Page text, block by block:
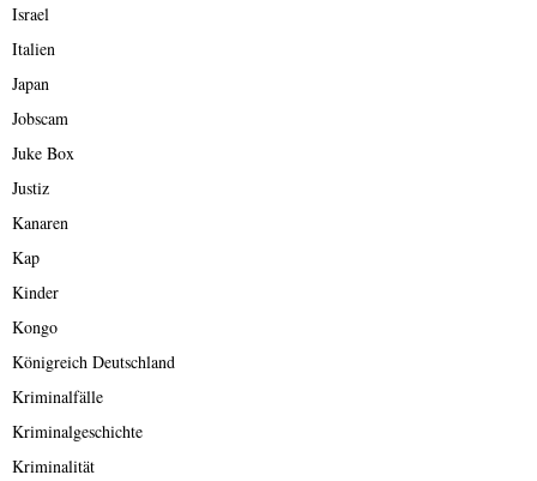
Israel
Italien
Japan
Jobscam
Juke Box
Justiz
Kanaren
Kap
Kinder
Kongo
Königreich Deutschland
Kriminalfälle
Kriminalgeschichte
Kriminalität